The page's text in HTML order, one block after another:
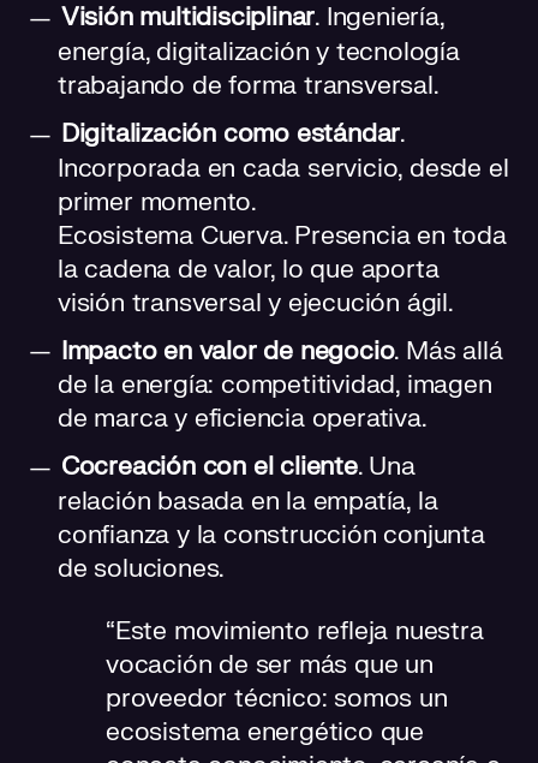
Visión multidisciplinar. Ingeniería,
energía, digitalización y tecnología
trabajando de forma transversal.
Digitalización como estándar.
Incorporada en cada servicio, desde el
primer momento.
Ecosistema Cuerva. Presencia en toda
la cadena de valor, lo que aporta
visión transversal y ejecución ágil.
Impacto en valor de negocio. Más allá
de la energía: competitividad, imagen
de marca y eficiencia operativa.
Cocreación con el cliente. Una
relación basada en la empatía, la
confianza y la construcción conjunta
de soluciones.
“Este movimiento refleja nuestra
vocación de ser más que un
proveedor técnico: somos un
ecosistema energético que